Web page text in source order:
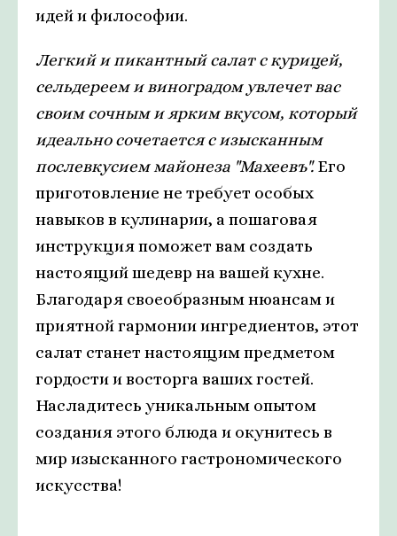
идей и философии.
Легкий и пикантный салат с курицей,
сельдереем и виноградом увлечет вас
своим сочным и ярким вкусом, который
идеально сочетается с изысканным
послевкусием майонеза "Махеевъ".Его
приготовление не требует особых
навыков в кулинарии, а пошаговая
инструкция поможет вам создать
настоящий шедевр на вашей кухне.
Благодаря своеобразным нюансам и
приятной гармонии ингредиентов, этот
салат станет настоящим предметом
гордости и восторга ваших гостей.
Насладитесь уникальным опытом
создания этого блюда и окунитесь в
мир изысканного гастрономического
искусства!